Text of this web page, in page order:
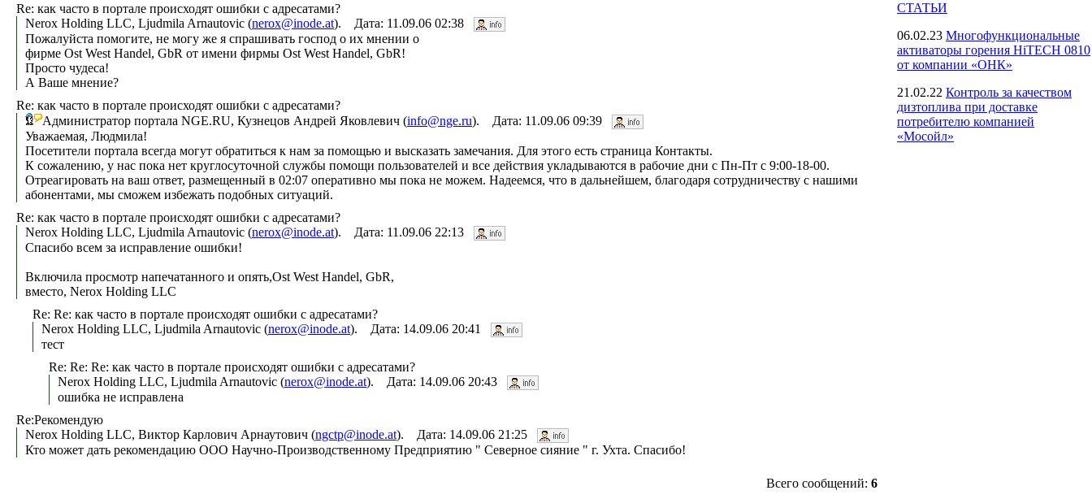
Re: как часто в портале происходят ошибки с адресатами?
Nerox Holding LLC, Ljudmila Arnautovic (nerox@inode.at). Дата: 11.09.06 02:38
Пожалуйста помогите, не могу же я спрашивать господ о их мнении о
фирме Ost West Handel, GbR от имени фирмы Ost West Handel, GbR!
Просто чудеса!
А Ваше мнение?
Re: как часто в портале происходят ошибки с адресатами?
Администратор портала NGE.RU, Кузнецов Андрей Яковлевич (info@nge.ru). Дата: 11.09.06 09:39
Уважаемая, Людмила!
Посетители портала всегда могут обратиться к нам за помощью и высказать замечания. Для этого есть страница Контакты.
К сожалению, у нас пока нет круглосуточной службы помощи пользователей и все действия укладываются в рабочие дни с Пн-Пт с 9:00-18-00.
Отреагировать на ваш ответ, размещенный в 02:07 оперативно мы пока не можем. Надеемся, что в дальнейшем, благодаря сотрудничеству с нашими
абонентами, мы сможем избежать подобных ситуаций.
Re: как часто в портале происходят ошибки с адресатами?
Nerox Holding LLC, Ljudmila Arnautovic (nerox@inode.at). Дата: 11.09.06 22:13
Спасибо всем за исправлениe ошибки!
Включила просмотр напечатанного и опять,Ost West Handel, GbR,
вместо, Nerox Holding LLC
Re: Re: как часто в портале происходят ошибки с адресатами?
Nerox Holding LLC, Ljudmila Arnautovic (nerox@inode.at). Дата: 14.09.06 20:41
тест
Re: Re: Re: как часто в портале происходят ошибки с адресатами?
Nerox Holding LLC, Ljudmila Arnautovic (nerox@inode.at). Дата: 14.09.06 20:43
ошибка не исправлена
Re:Рекомендую
Nerox Holding LLC, Виктор Карлович Арнаутович (ngctp@inode.at). Дата: 14.09.06 21:25
Кто может дать рекомендацию ООО Научно-Производственному Предприятию " Северное сияние " г. Ухта. Спасибо!
Всего сообщений: 6
СТАТЬИ
06.02.23 Многофункциональные
активаторы горения HiTECH 0810
от компании «ОНК»
21.02.22 Контроль за качеством
дизтоплива при доставке
потребителю компанией
«Мосойл»